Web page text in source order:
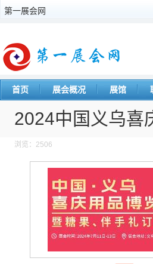
第一展会网
首页 展会概况 展馆
2024中国义乌喜
浏览：2506